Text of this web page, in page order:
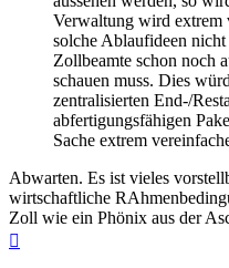
Verwaltung wird extrem
solche Ablaufideen
Zollbeamte schon noch
schauen muss. Dies
zentralisierten End-/
abfertigungsfähigen
Sache extrem
Abwarten. Es ist vieles
wirtschaftliche
Zoll wie ein Phönix aus der